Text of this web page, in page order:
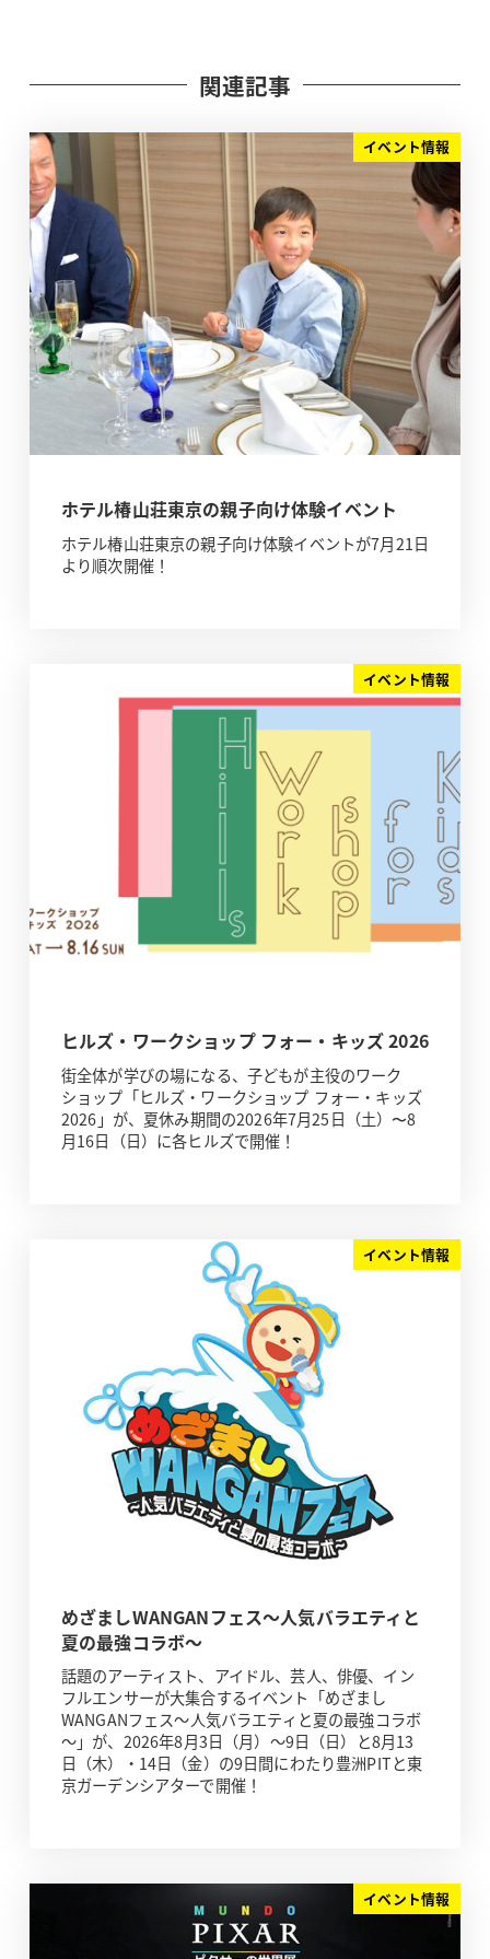
関連記事
イベント情報
ホテル椿山荘東京の親子向け体験イベント
ホテル椿山荘東京の親子向け体験イベントが7月21日
より順次開催！
イベント情報
ヒルズ・ワークショップ フォー・キッズ 2026
街全体が学びの場になる、子どもが主役のワーク
ショップ「ヒルズ・ワークショップ フォー・キッズ
2026」が、夏休み期間の2026年7月25日（土）〜8
月16日（日）に各ヒルズで開催！
イベント情報
めざましWANGANフェス～人気バラエティと
夏の最強コラボ～
話題のアーティスト、アイドル、芸人、俳優、イン
フルエンサーが大集合するイベント「めざまし
WANGANフェス～人気バラエティと夏の最強コラボ
～」が、2026年8月3日（月）～9日（日）と8月13
日（木）・14日（金）の9日間にわたり豊洲PITと東
京ガーデンシアターで開催！
イベント情報